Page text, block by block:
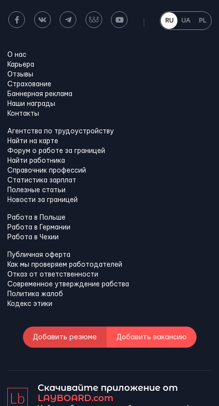
RU UA PL
О нас
Карьера
Отзывы
Страхование
Баннерная реклама
Наши награды
Контакты
Агентства по трудоустройству
Найти на карте
Форум о работе за границей
Найти работника
Справочник профессий
Статистика зарплат
Полезные статьи
Новости за границей
Работа в Польше
Работа в Германии
Работа в Чехии
Публичная оферта
Как мы проверяем работодателей
Отказ от ответственности
Современное утверждение рабства
Политика жалоб
Кодекс этики
Добавить резюме Добавить вакансию
Скачивайте приложение от
LAYBOARD.com